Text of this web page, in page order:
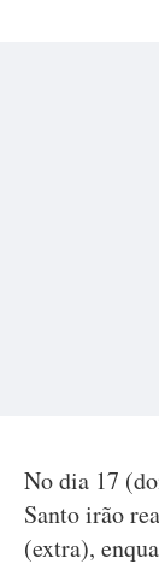
No dia 17
Santo irão
(extra),